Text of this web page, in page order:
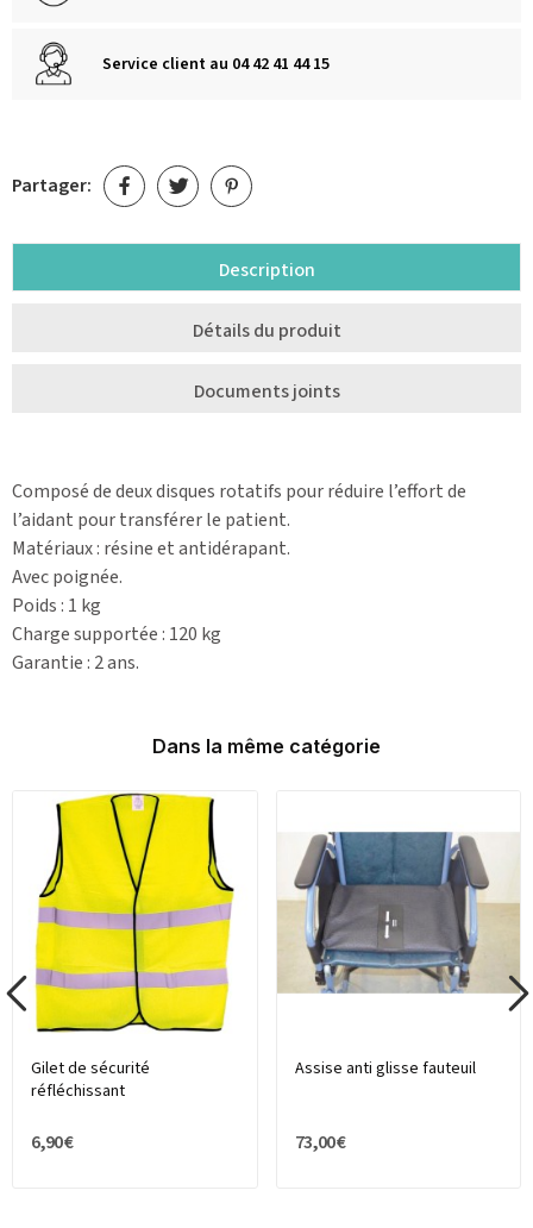
Service client au 04 42 41 44 15
Partager:
Description
Détails du produit
Documents joints
Composé de deux disques rotatifs pour réduire l’effort de
l’aidant pour transférer le patient.
Matériaux : résine et antidérapant.
Avec poignée.
Poids : 1 kg
Charge supportée : 120 kg
Garantie : 2 ans.
Dans la même catégorie
Gilet de sécurité
réfléchissant
6,90 €
Assise anti glisse fauteuil
73,00 €